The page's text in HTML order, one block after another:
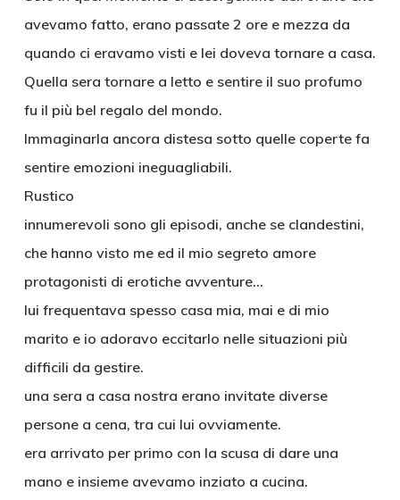
avevamo fatto, erano passate 2 ore e mezza da
quando ci eravamo visti e lei doveva tornare a casa.
Quella sera tornare a letto e sentire il suo profumo
fu il più bel regalo del mondo.
Immaginarla ancora distesa sotto quelle coperte fa
sentire emozioni ineguagliabili.
Rustico
innumerevoli sono gli episodi, anche se clandestini,
che hanno visto me ed il mio segreto amore
protagonisti di erotiche avventure…
lui frequentava spesso casa mia, mai e di mio
marito e io adoravo eccitarlo nelle situazioni più
difficili da gestire.
una sera a casa nostra erano invitate diverse
persone a cena, tra cui lui ovviamente.
era arrivato per primo con la scusa di dare una
mano e insieme avevamo inziato a cucina.